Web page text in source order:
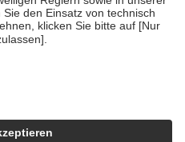
es sich um echte Bewertungen
4419944605341